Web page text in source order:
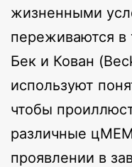
жизненными
переживаются в
Бек и Кован
используют
чтобы
различные
проявлении в